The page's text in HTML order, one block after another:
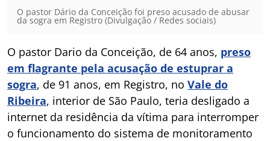
O pastor Dário da Conceição foi preso acusado de abusar
da sogra em Registro (Divulgação / Redes sociais)
O pastor Dario da Conceição, de 64 anos, preso
em flagrante pela acusação de estuprar a
sogra, de 91 anos, em Registro, no Vale do
Ribeira, interior de São Paulo, teria desligado a
internet da residência da vítima para interromper
o funcionamento do sistema de monitoramento